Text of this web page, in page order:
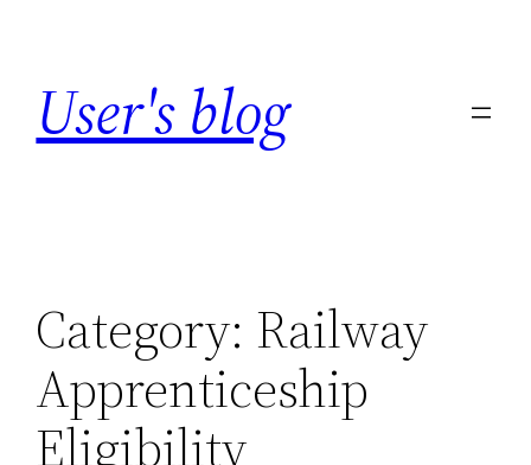
content
User's blog
Category: Railway
Apprenticeship
Eligibility